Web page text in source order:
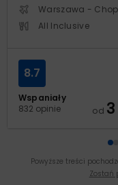
Warszawa -
All Inclusive
Wspaniały
832 opinie
8.7
od 3
Powyższe treści
Zostań